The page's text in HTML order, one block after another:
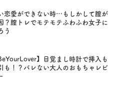
恋愛ができない時…もしかして膣が
？膣トレでモテモテふわふわ女子に
う
】目覚まし時計で挿入も
も！？バレない大人のおもちゃレビ